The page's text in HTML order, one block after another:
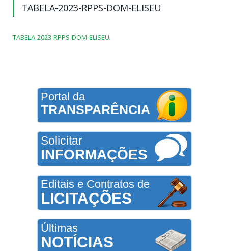
TABELA-2023-RPPS-DOM-ELISEU
TABELA-2023-RPPS-DOM-ELISEU
Portal da
TRANSPARÊNCIA
Solicitar
INFORMAÇÕES
Editais e Contratos de
LICITAÇÕES
Últimas
NOTÍCIAS